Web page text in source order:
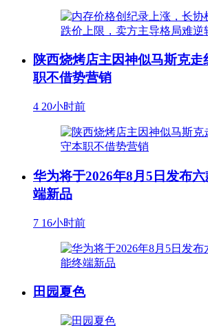
陕西烧烤店主因神似马斯克
职不借势营销
4 20小时前
华为将于2026年8月5日发布
端新品
7 16小时前
田园夏色